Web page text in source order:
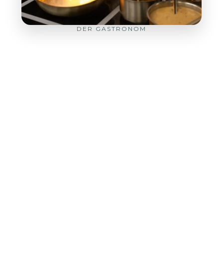
DER GASTRONOM